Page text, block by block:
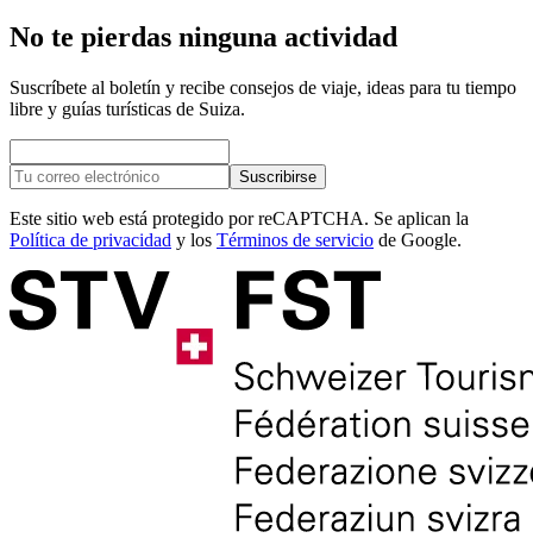
No te pierdas ninguna actividad
Suscríbete al boletín y recibe consejos de viaje, ideas para tu tiempo
libre y guías turísticas de Suiza.
Suscribirse
Este sitio web está protegido por reCAPTCHA. Se aplican la
Política de privacidad y los Términos de servicio de Google.